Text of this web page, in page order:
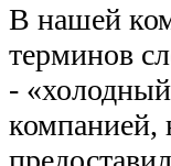
В нашей
терминов
-
компанией,